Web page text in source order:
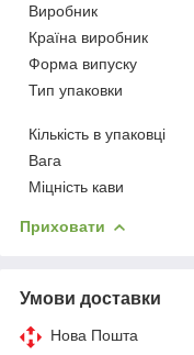
Виробник
Країна виробник
Форма випуску
Тип упаковки
Кількість в упаковці
Вага
Міцність кави
Приховати
Умови доставки
Нова Пошта